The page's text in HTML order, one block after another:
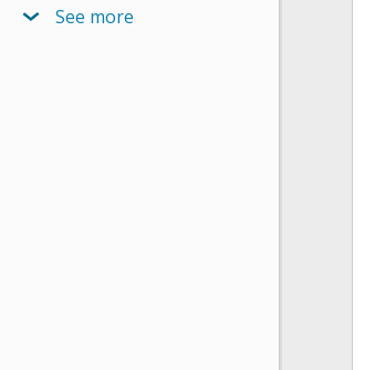
See more